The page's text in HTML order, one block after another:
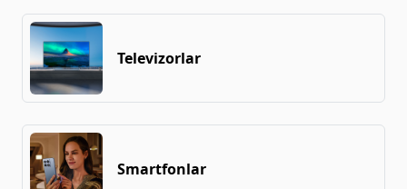
Televizorlar
Smartfonlar